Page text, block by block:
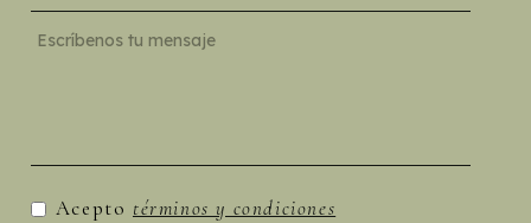
Acepto términos y condiciones